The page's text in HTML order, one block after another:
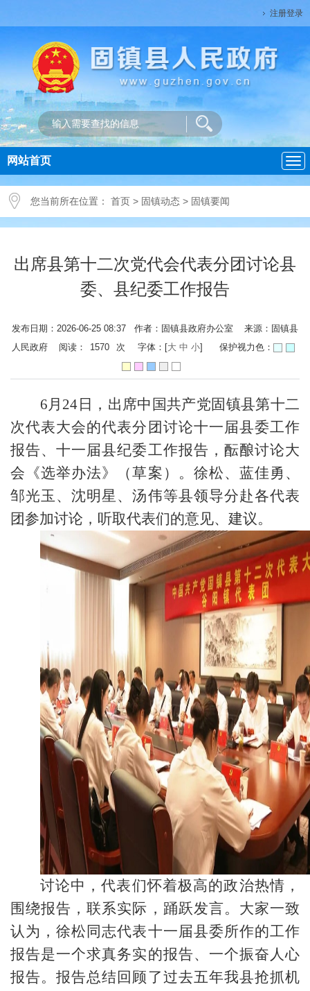
注册登录
导
航
网站首页
您当前所在位置： 首页 > 固镇动态 > 固镇要闻
出席县第十二次党代会代表分团讨论县
委、县纪委工作报告
发布日期：2026-06-25 08:37 作者：固镇县政府办公室 来源：固镇县
人民政府 阅读：
1570 次 字体：[大 中 小] 保护视力色：
6月24日，出席中国共产党固镇县第十二
次代表大会的代表分团讨论十一届县委工作
报告、十一届县纪委工作报告，酝酿讨论大
会《选举办法》（草案）。徐松、蓝佳勇、
邹光玉、沈明星、汤伟等县领导分赴各代表
团参加讨论，听取代表们的意见、建议。
讨论中，代表们怀着极高的政治热情，
围绕报告，联系实际，踊跃发言。大家一致
认为，徐松同志代表十一届县委所作的工作
报告是一个求真务实的报告、一个振奋人心
报告。报告总结回顾了过去五年我县抢抓机